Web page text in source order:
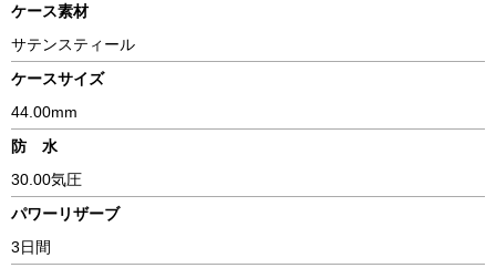
ケース素材
サテンスティール
ケースサイズ
44.00mm
防 水
30.00気圧
パワーリザーブ
3日間